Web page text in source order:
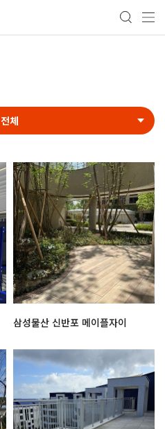
전체
삼성물산 신반포 메이플자이